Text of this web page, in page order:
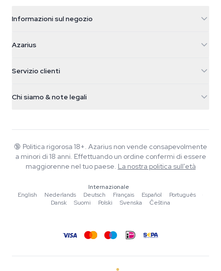
Informazioni sul negozio
Galvaniweg 11
Nederland
+31(0)204897914
Azarius
Smokeshop
Servizio clienti
FAQ
Informativa sulla privacy
Chi siamo & note legali
Wiki
Blog
Musica
Linee guida editoriali
Strumenti e Calcolatori
🔞 Politica rigorosa 18+. Azarius non vende consapevolmente
a minori di 18 anni. Effettuando un ordine confermi di essere
maggiorenne nel tuo paese. La nostra politica sull'età
Internazionale
English
·Nederlands ·Deutsch ·Français ·Español ·Português
·
Dansk
·Suomi ·Polski ·Svenska ·Čeština